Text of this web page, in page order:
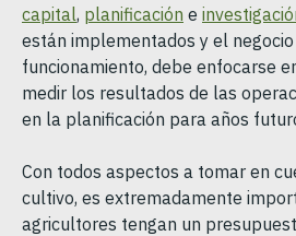
capital, planificación e
están implementados y el
funcionamiento, debe enfocarse
medir los resultados de las
en la planificación para años
Con todos aspectos a tomar en
cultivo, es extremadamente
agricultores tengan un